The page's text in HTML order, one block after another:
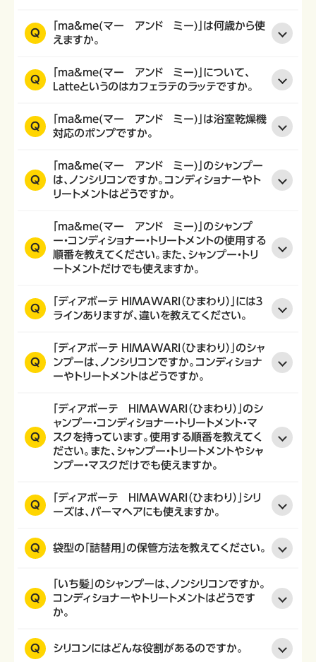
Q
「ma&me(マー アンド ミー)」は何歳から使
えますか。
Q
「ma&me(マー アンド ミー)」について、
Latteというのはカフェラテのラッテですか。
Q
「ma&me(マー アンド ミー)」は浴室乾燥機
対応のポンプですか。
Q
「ma&me(マー アンド ミー)」のシャンプー
は、ノンシリコンですか。コンディショナーやト
リートメントはどうですか。
Q
「ma&me(マー アンド ミー)」のシャンプ
ー・コンディショナー・トリートメントの使用する
順番を教えてください。また、シャンプー・トリ
ートメントだけでも使えますか。
Q
「ディアボーテ HIMAWARI（ひまわり）」には３
ラインありますが、違いを教えてください。
Q
「ディアボーテ HIMAWARI（ひまわり）」のシャ
ンプーは、ノンシリコンですか。コンディショナ
ーやトリートメントはどうですか。
Q
「ディアボーテ HIMAWARI（ひまわり）」のシ
ャンプー・コンディショナー・トリートメント・マ
スクを持っています。使用する順番を教えてく
ださい。また、シャンプー・トリートメントやシャ
ンプー・マスクだけでも使えますか。
Q
「ディアボーテ HIMAWARI（ひまわり）」シリ
ーズは、パーマヘアにも使えますか。
Q 袋型の「詰替用」の保管方法を教えてください。
Q
「いち髪」のシャンプーは、ノンシリコンですか。
コンディショナーやトリートメントはどうです
か。
Q シリコンにはどんな役割があるのですか。